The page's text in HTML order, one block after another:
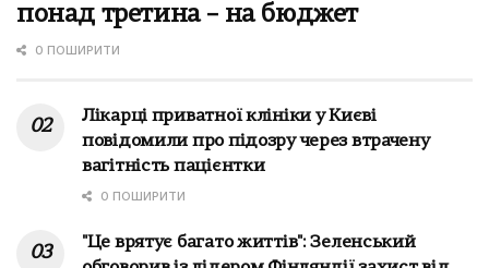
понад третина – на бюджет
0 ПОШИРИТИ
Лікарці приватної клініки у Києві
повідомили про підозру через втрачену
вагітність пацієнтки
0 ПОШИРИТИ
"Це врятує багато життів": Зеленський